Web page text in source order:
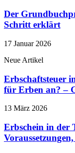
Der
Schritt erklärt
17 Januar 2026
Neue Artikel
Erbschaftsteuer
für Erben an? –
13 März 2026
Erbschein in der